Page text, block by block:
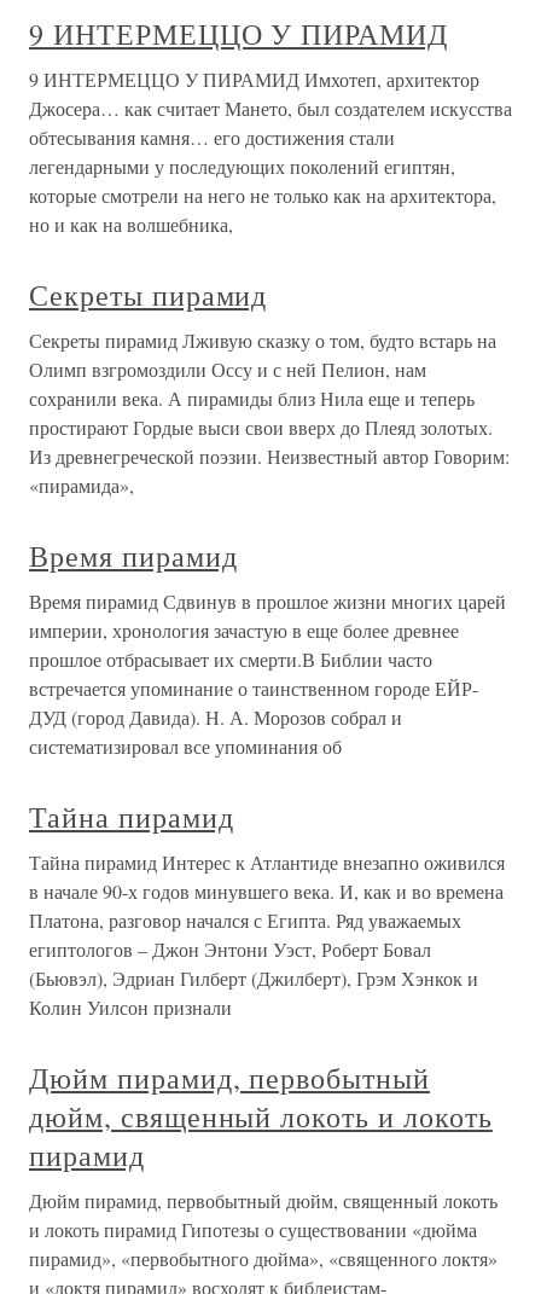
9 ИНТЕРМЕЦЦО У ПИРАМИД
9 ИНТЕРМЕЦЦО У ПИРАМИД Имхотеп, архитектор
Джосера… как считает Мането, был создателем искусства
обтесывания камня… его достижения стали
легендарными у последующих поколений египтян,
которые смотрели на него не только как на архитектора,
но и как на волшебника,
Секреты пирамид
Секреты пирамид Лживую сказку о том, будто встарь на
Олимп взгромоздили Оссу и с ней Пелион, нам
сохранили века. А пирамиды близ Нила еще и теперь
простирают Гордые выси свои вверх до Плеяд золотых.
Из древнегреческой поэзии. Неизвестный автор Говорим:
«пирамида»,
Время пирамид
Время пирамид Сдвинув в прошлое жизни многих царей
империи, хронология зачастую в еще более древнее
прошлое отбрасывает их смерти.В Библии часто
встречается упоминание о таинственном городе ЕЙР-
ДУД (город Давида). Н. А. Морозов собрал и
систематизировал все упоминания об
Тайна пирамид
Тайна пирамид Интерес к Атлантиде внезапно оживился
в начале 90-х годов минувшего века. И, как и во времена
Платона, разговор начался с Египта. Ряд уважаемых
египтологов – Джон Энтони Уэст, Роберт Бовал
(Бьювэл), Эдриан Гилберт (Джилберт), Грэм Хэнкок и
Колин Уилсон признали
Дюйм пирамид, первобытный
дюйм, священный локоть и локоть
пирамид
Дюйм пирамид, первобытный дюйм, священный локоть
и локоть пирамид Гипотезы о существовании «дюйма
пирамид», «первобытного дюйма», «священного локтя»
и «локтя пирамид» восходят к библеистам-